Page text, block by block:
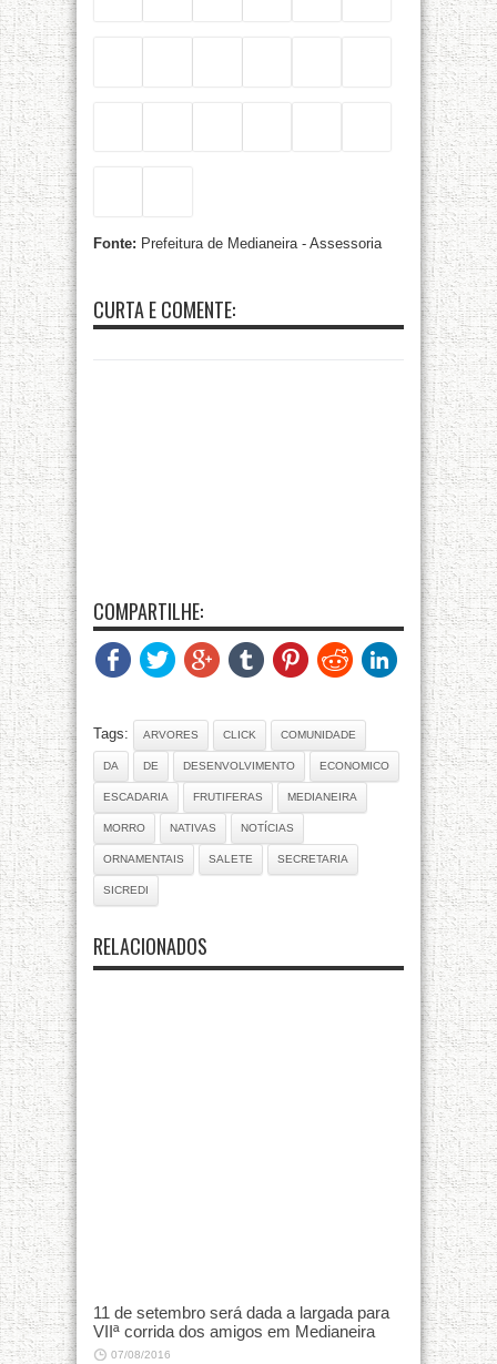
Fonte: Prefeitura de Medianeira - Assessoria
CURTA E COMENTE:
COMPARTILHE:
Tags: ARVORES CLICK COMUNIDADE
DA DE DESENVOLVIMENTO ECONOMICO
ESCADARIA FRUTIFERAS MEDIANEIRA
MORRO NATIVAS NOTÍCIAS
ORNAMENTAIS SALETE SECRETARIA
SICREDI
RELACIONADOS
11 de setembro será dada a largada para
VIIª corrida dos amigos em Medianeira
07/08/2016